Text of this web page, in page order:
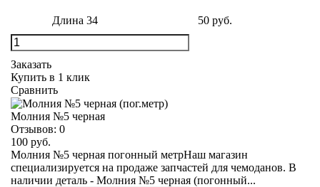
Длина 34 50 руб.
Заказать
Купить в 1 клик
Сравнить
Молния №5 черная
Отзывов: 0
100 руб.
Молния №5 черная погонный метрНаш магазин
специализируется на продаже запчастей для чемоданов. В
наличии деталь - Молния №5 черная (погонный...